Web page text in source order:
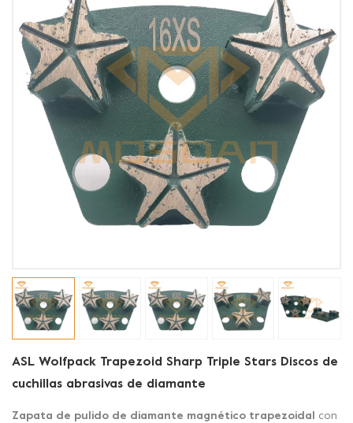
ASL Wolfpack Trapezoid Sharp Triple Stars Discos de
cuchillas abrasivas de diamante
Zapata de pulido de diamante magnético trapezoidal con